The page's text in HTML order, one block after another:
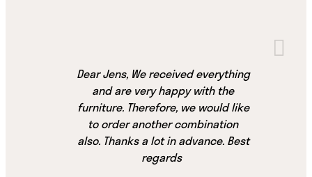
Dear Jens, We received everything
and are very happy with the
furniture. Therefore, we would like
to order another combination
also. Thanks a lot in advance. Best
regards